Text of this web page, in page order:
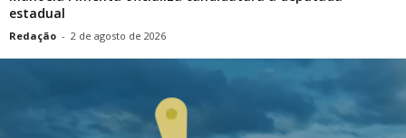
estadual
Redação - 2 de agosto de 2026